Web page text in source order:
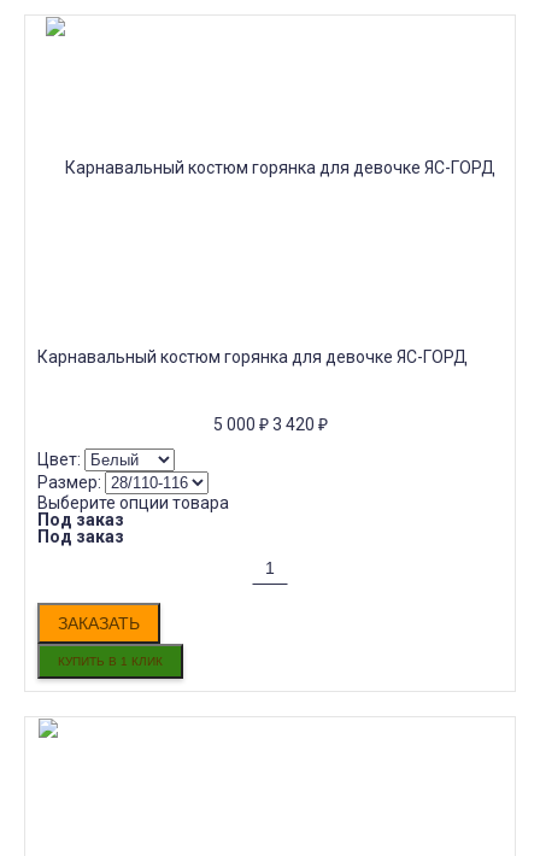
Карнавальный костюм горянка для девочке ЯС-ГОРД
5 000 ₽ 3 420 ₽
Цвет:
Размер:
Выберите опции товара
Под заказ
Под заказ
ЗАКАЗАТЬ